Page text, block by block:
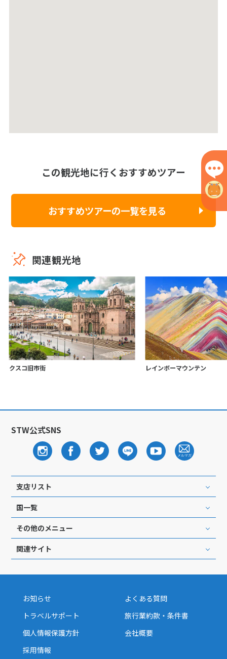
この観光地に行くおすすめツアー
おすすめツアーの一覧を見る
関連観光地
クスコ旧市街 レインボーマウンテン
STW公式SNS
支店リスト
国一覧
その他のメニュー
関連サイト
お知らせ
よくある質問
トラベルサポート
旅行業約款・条件書
個人情報保護方針
会社概要
採用情報